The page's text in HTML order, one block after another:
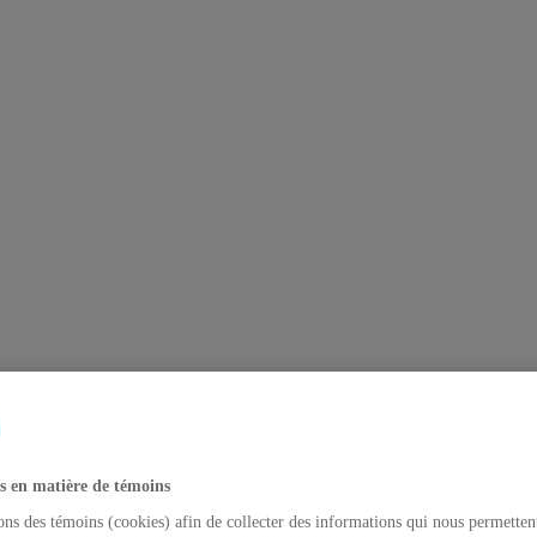
en matière de témoins
des témoins (cookies) afin de collecter des informations qui nous